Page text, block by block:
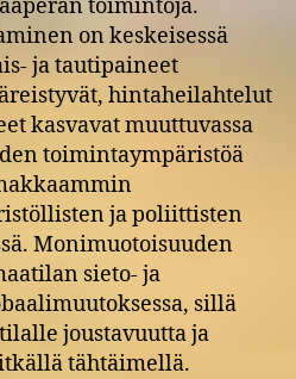
toimintoja.
on keskeisessä
ja tautipaineet
hintaheilahtelut
kasvavat muuttuvassa
toimintaympäristöä
ja poliittisten
Monimuotoisuuden
sieto- ja
sillä
joustavuutta ja
tähtäimellä.